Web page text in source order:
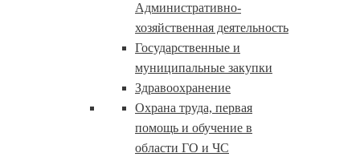
Административно-
хозяйственная деятельность
Государственные и
муниципальные закупки
Здравоохранение
Охрана труда, первая
помощь и обучение в
области ГО и ЧС